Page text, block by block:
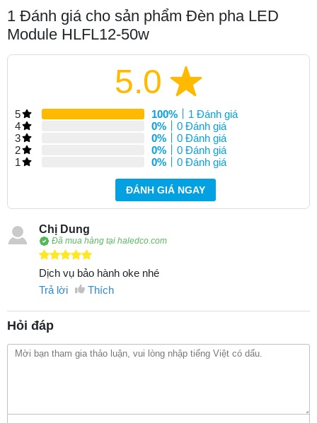
1 Đánh giá cho sản phẩm Đèn pha LED
Module HLFL12-50w
5.0
5 100%
1 Đánh giá
4
0%
0 Đánh giá
3
0%
0 Đánh giá
2
0%
0 Đánh giá
1
0% 0 Đánh giá
ĐÁNH GIÁ NGAY
Chị Dung
Đã mua hàng tại haledco.com
Dịch vụ bảo hành oke nhé
Trả lời
Thích
Hỏi đáp